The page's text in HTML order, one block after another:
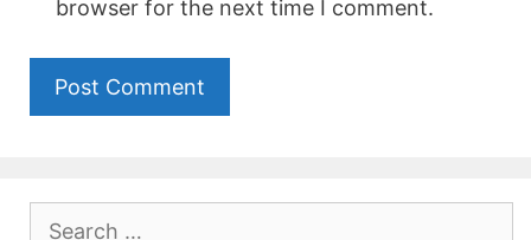
browser for the next time I comment.
Search